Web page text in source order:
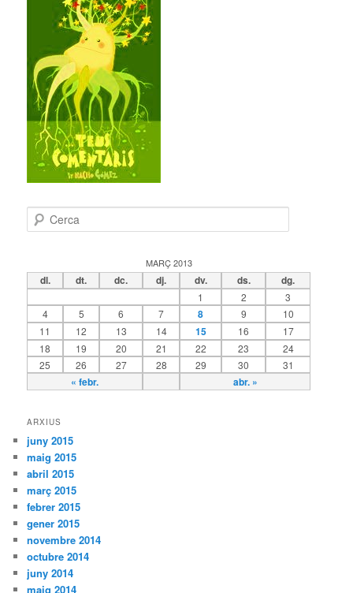
e
a
MARÇ 2013
dl. dt. dc. dj. dv. ds. dg.
« febr. abr. »
1 2
3
4
5 6 7 8 9
10
11
12 13 14 15 16
17
18
19 20 21 22 23
24
25
26 27 28 29 30 31
ARXIUS
juny 2015
maig 2015
abril 2015
març 2015
febrer 2015
gener 2015
novembre 2014
octubre 2014
juny 2014
maig 2014